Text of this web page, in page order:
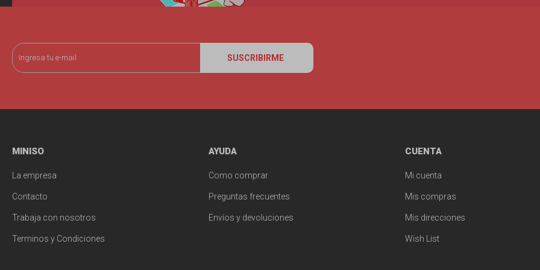
SUSCRIBIRME
MINISO
La empresa
Contacto
Trabaja con nosotros
Terminos y Condiciones
AYUDA
Como comprar
Preguntas frecuentes
Envíos y devoluciones
CUENTA
Mi cuenta
Mis compras
Mis direcciones
Wish List